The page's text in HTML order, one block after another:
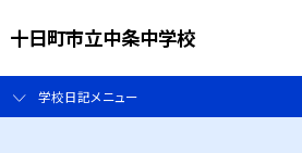
十日町市立中条中学校
学校日記メニュー